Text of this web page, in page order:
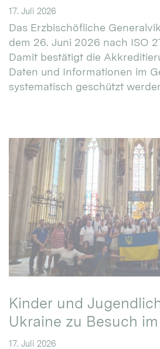
17. Juli 2026
Das Erzbischöfliche
dem 26. Juni 2026 nach ISO
Damit bestätigt die
Daten und Informationen im
systematisch geschützt
Kinder und
Ukraine zu Besuch
17. Juli 2026